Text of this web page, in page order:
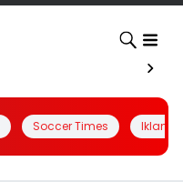
Soccer Times Iklanin